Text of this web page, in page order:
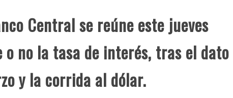
Central se reúne este jueves
no la tasa de interés, tras el dato
y la corrida al dólar.